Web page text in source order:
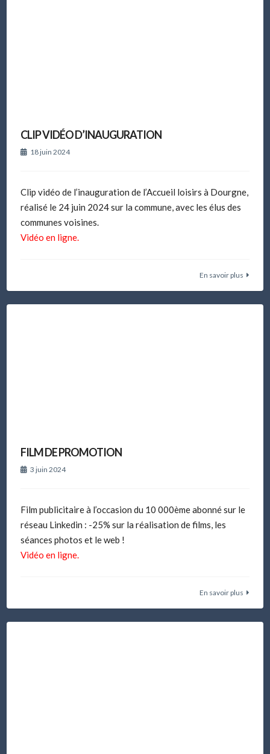
CLIP VIDÉO D’INAUGURATION
18 juin 2024
Clip vidéo de l’inauguration de l’Accueil loisirs à Dourgne,
réalisé le 24 juin 2024 sur la commune, avec les élus des
communes voisines.
Vidéo en ligne.
En savoir plus
FILM DE PROMOTION
3 juin 2024
Film publicitaire à l’occasion du 10 000ème abonné sur le
réseau Linkedin : -25% sur la réalisation de films, les
séances photos et le web !
Vidéo en ligne.
En savoir plus